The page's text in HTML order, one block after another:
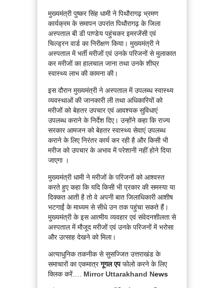
मुख्यमंत्री पुष्कर सिंह धामी ने पिथौरागढ़ भ्रमण
कार्यक्रम के समापन उपरांत पिथौरागढ़ के जिला
अस्पताल बी डी पाण्डेय पहुंचकर इमरजेंसी एवं
चिल्ड्रन वार्ड का निरीक्षण किया। मुख्यमंत्री ने
अस्पताल में भर्ती मरीजों एवं उनके परिजनों से मुलाकात
कर मरीजों का हालचाल जाना तथा उनके शीघ्र
स्वास्थ्य लाभ की कामना की।
इस दौरान मुख्यमंत्री ने अस्पताल में उपलब्ध स्वास्थ्य
व्यवस्थाओं की जानकारी ली तथा अधिकारियों को
मरीजों को बेहतर उपचार एवं आवश्यक सुविधाएं
उपलब्ध कराने के निर्देश दिए। उन्होंने कहा कि राज्य
सरकार आमजन को बेहतर स्वास्थ्य सेवाएं उपलब्ध
कराने के लिए निरंतर कार्य कर रही है और किसी भी
मरीज को उपचार के अभाव में परेशानी नहीं होने दिया
जाएगा ।
मुख्यमंत्री धामी ने मरीजों के परिजनों को आश्वस्त
करते हुए कहा कि यदि किसी भी प्रकार की समस्या या
दिक्कत आती है तो वे अपनी बात जिलाधिकारी आशीष
भटगाईं के माध्यम से सीधे उन तक पहुंचा सकते हैं।
मुख्यमंत्री के इस आत्मीय व्यवहार एवं संवेदनशीलता से
अस्पताल में मौजूद मरीजों एवं उनके परिजनों में भरोसा
और उत्साह देखने को मिला।
अत्याधुनिक तकनीक से सुसज्जित उत्तराखंड के
समाचारों का एकमात्रगूगल एपफोलो करने के लिए
क्लिक करें…. Mirror Uttarakhand News